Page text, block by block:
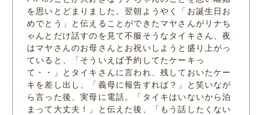
を思いとどまりました。翌朝ようやく「お誕生日お
めでとう」と伝えることができたマヤさんがリナち
ゃんとだけ話すのを見て不服そうなタイキさん、夜
はマヤさんのお母さんとお祝いしようと盛り上がっ
ていると、「そういえば予約してたケーキっ
て・・」とタイキさんに言われ、残しておいたケー
キを差し出し、「義母に報告すれば？」と笑いなが
ら言った後、実母に電話。「タイキはいないから泊
まって大丈夫！」と伝えた後、「もう話したくない